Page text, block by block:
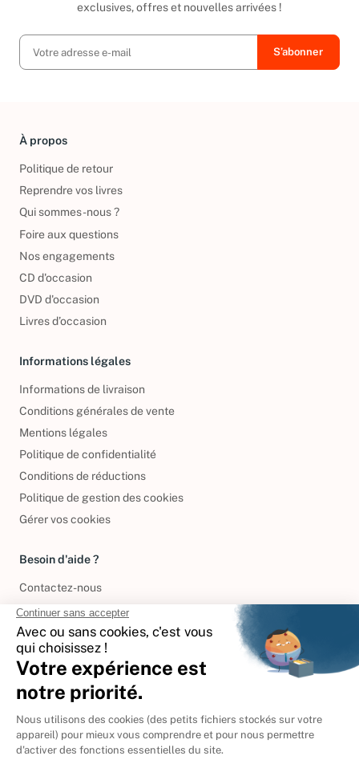
exclusives, offres et nouvelles arrivées !
À propos
Politique de retour
Reprendre vos livres
Qui sommes-nous ?
Foire aux questions
Nos engagements
CD d'occasion
DVD d'occasion
Livres d’occasion
Informations légales
Informations de livraison
Conditions générales de vente
Mentions légales
Politique de confidentialité
Conditions de réductions
Politique de gestion des cookies
Gérer vos cookies
Besoin d'aide ?
Contactez-nous
International
🇪🇸Espagne
🇮🇹Italie